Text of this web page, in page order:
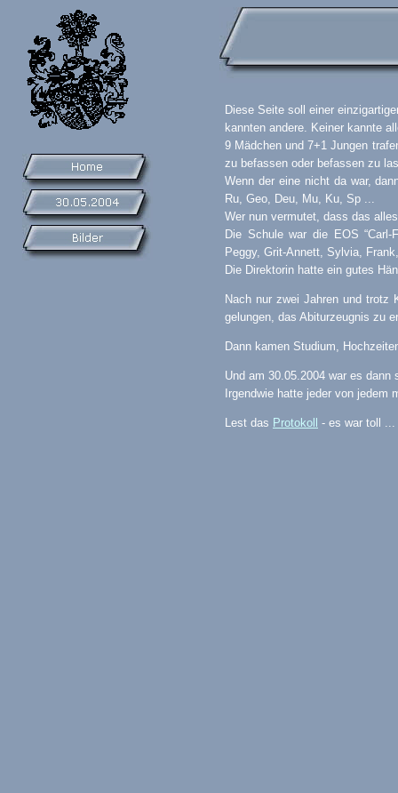
Diese Seite soll einer
kannten andere. Keiner kannte
9 Mädchen und 7+1 Jungen
zu befassen oder befassen zu
Wenn der eine nicht da war,
Ru, Geo, Deu, Mu, Ku, Sp ...
Wer nun vermutet, dass das
Die Schule war die EOS
Peggy, Grit-Annett, Sylvia,
Die Direktorin hatte ein gutes
Nach nur zwei Jahren und trotz
gelungen, das Abiturzeugnis zu
Dann kamen Studium,
Und am 30.05.2004 war es
Irgendwie hatte jeder von
Lest das Protokoll - es war toll ...